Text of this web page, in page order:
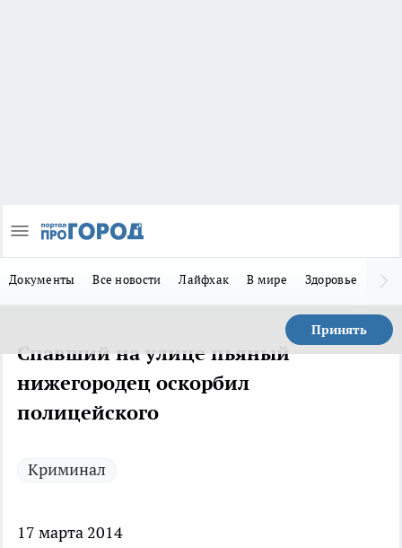
Документы Все новости Лайфхак В мире Здоровье
Принять
Спавший на улице пьяный
нижегородец оскорбил
полицейского
Криминал
17 марта 2014